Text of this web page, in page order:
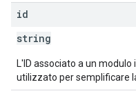
id
string
L'ID associato a un
utilizzato per semplificare